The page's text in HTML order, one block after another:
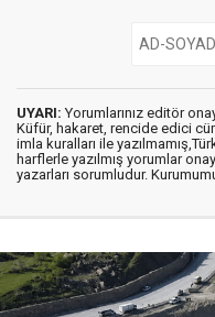
UYARI: Yorumlarınız editör
Küfür, hakaret, rencide edici
imla kuralları ile
harflerle yazılmış yorumlar
yazarları sorumludur.